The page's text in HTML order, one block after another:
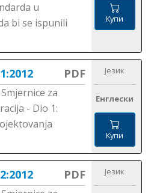
u
bi se ispunili
Купи
PDF
za
- Dio 1:
Језик
Енглески
Купи
PDF Језик